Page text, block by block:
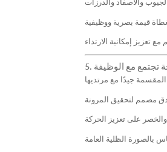
تجتمع مع الوظيفة